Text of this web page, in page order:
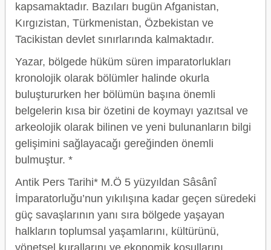
kapsamaktadır. Bazıları bugün Afganistan,
Kırgızistan, Türkmenistan, Özbekistan ve
Tacikistan devlet sınırlarında kalmaktadır.
Yazar, bölgede hüküm süren imparatorlukları
kronolojik olarak bölümler halinde okurla
buluştururken her bölümün başına önemli
belgelerin kısa bir özetini de koymayı yazıtsal ve
arkeolojik olarak bilinen ve yeni bulunanların bilgi
gelişimini sağlayacağı gereğinden önemli
bulmuştur. *
Antik Pers Tarihi* M.Ö 5 yüzyıldan Sâsânî
İmparatorluğu’nun yıkılışına kadar geçen süredeki
güç savaşlarının yanı sıra bölgede yaşayan
halkların toplumsal yaşamlarını, kültürünü,
yönetsel kurallarını ve ekonomik koşullarını